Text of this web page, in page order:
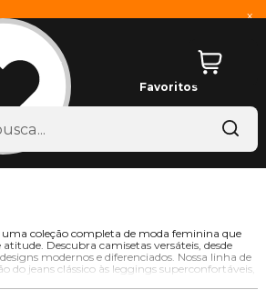
x
Favoritos
uma coleção completa de moda feminina que
Descubra camisetas versáteis, desde
modernos e diferenciados. Nossa linha de
do jeans clássico às leggings superconfortáveis,
e durabilidade. Complete seu visual com
como bonés, bolsas e óculos. Seja qual for o seu